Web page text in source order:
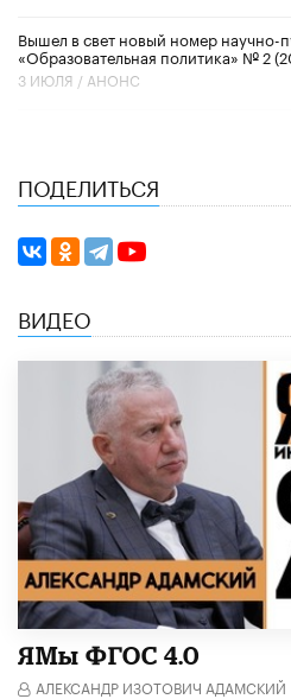
Вышел в свет новый номер научно-
«Образовательная политика» № 2
3 ИЮЛЯ / АНОНС
ПОДЕЛИТЬСЯ
ВИДЕО
​ЯМы ФГОС 4.0
АЛЕКСАНДР ИЗОТОВИЧ АДАМСКИЙ